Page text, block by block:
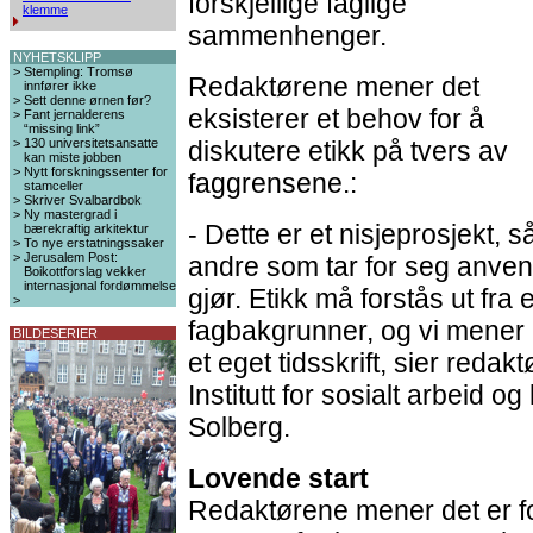
klemme
NYHETSKLIPP
> Stempling: Tromsø
innfører ikke
> Sett denne ørnen før?
> Fant jernalderens
“missing link”
> 130 universitetsansatte
kan miste jobben
> Nytt forskningssenter for
stamceller
> Skriver Svalbardbok
> Ny mastergrad i
bærekraftig arkitektur
> To nye erstatningssaker
> Jerusalem Post:
Boikottforslag vekker
internasjonal fordømmelse
>
BILDESERIER
sammenhenger.
Redaktørene mener det
eksisterer et behov for å
diskutere etikk på tvers av
faggrensene.:
- Dette er et nisjeprosjekt,
andre som tar for seg
gjør. Etikk må forstås ut fra
fagbakgrunner, og vi
et eget tidsskrift, sier
Institutt for sosialt arbeid
Solberg.
Lovende start
Redaktørene mener det er